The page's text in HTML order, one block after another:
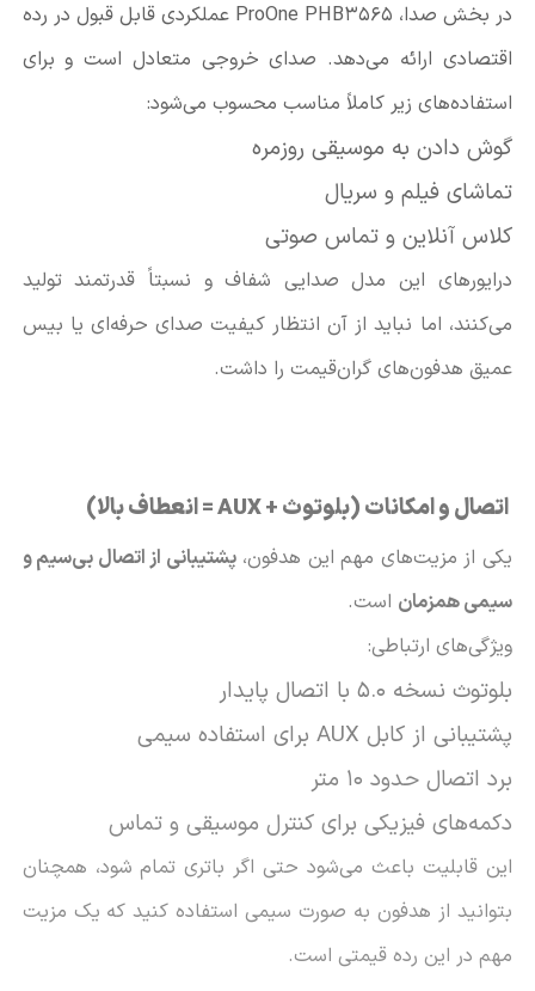
در بخش صدا، ProOne PHB3565 عملکردی قابل قبول در رده
اقتصادی ارائه می‌دهد. صدای خروجی متعادل است و برای
استفاده‌های زیر کاملاً مناسب محسوب می‌شود:
گوش دادن به موسیقی روزمره
تماشای فیلم و سریال
کلاس آنلاین و تماس صوتی
درایورهای این مدل صدایی شفاف و نسبتاً قدرتمند تولید
می‌کنند، اما نباید از آن انتظار کیفیت صدای حرفه‌ای یا بیس
عمیق هدفون‌های گران‌قیمت را داشت.
اتصال و امکانات (بلوتوث + AUX = انعطاف بالا)
یکی از مزیت‌های مهم این هدفون،پشتیبانی از اتصال بی‌سیم و
سیمی همزمان است.
ویژگی‌های ارتباطی:
بلوتوث نسخه 5.0 با اتصال پایدار
پشتیبانی از کابل AUX برای استفاده سیمی
برد اتصال حدود 10 متر
دکمه‌های فیزیکی برای کنترل موسیقی و تماس
این قابلیت باعث می‌شود حتی اگر باتری تمام شود، همچنان
بتوانید از هدفون به صورت سیمی استفاده کنید که یک مزیت
مهم در این رده قیمتی است.